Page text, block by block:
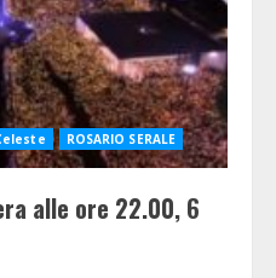
ROSARIO SERALE
alle ore 22.00, 6